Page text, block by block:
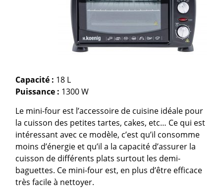
Capacité : 18 L
Puissance : 1300 W
Le mini-four est l’accessoire de cuisine idéale pour
la cuisson des petites tartes, cakes, etc… Ce qui est
intéressant avec ce modèle, c’est qu’il consomme
moins d’énergie et qu’il a la capacité d’assurer la
cuisson de différents plats surtout les demi-
baguettes. Ce mini-four est, en plus d’être efficace
très facile à nettoyer.